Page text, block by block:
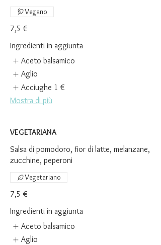
7,5 €
Vegano
Ingredienti in aggiunta
Aceto balsamico
Aglio
Acciughe 1 €
Mostra di più
VEGETARIANA
Salsa di pomodoro, fior di latte, melanzane,
zucchine, peperoni
7,5 €
Vegetariano
Ingredienti in aggiunta
Aceto balsamico
Aglio